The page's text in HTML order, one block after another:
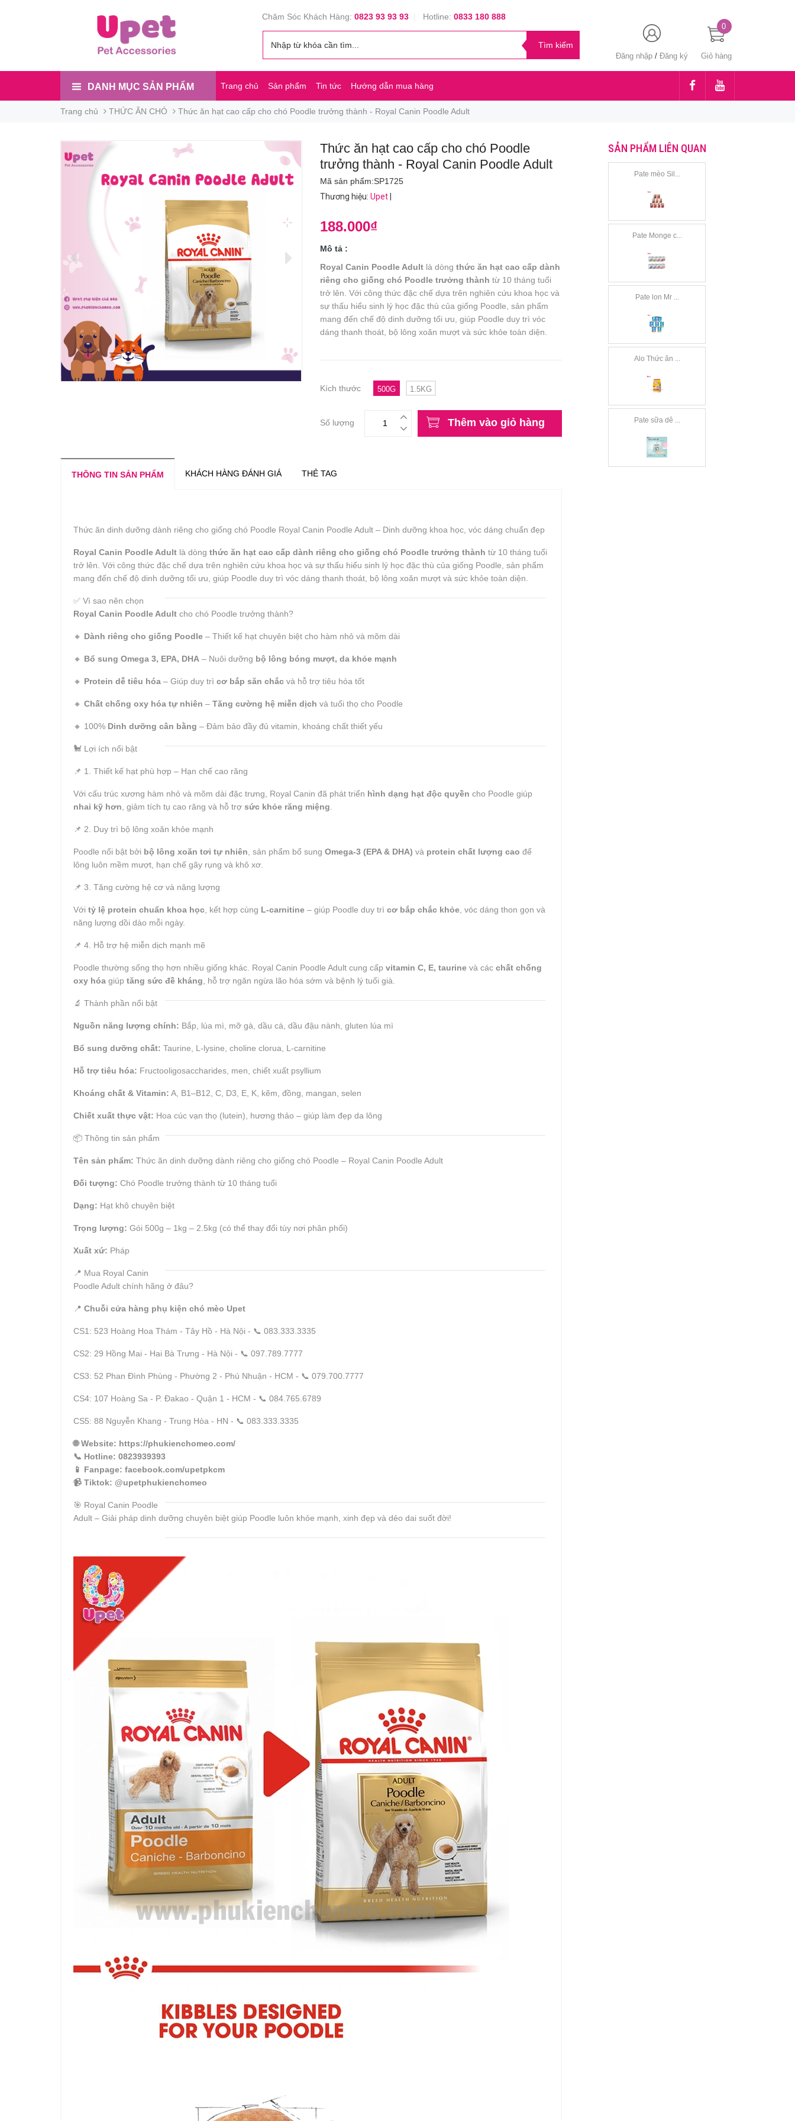
Chăm Sóc Khách Hàng: 0823 93 93 93| Hotline: 0833 180 888
Đăng nhập / Đăng ký Giỏ hàng
0
DANH MỤC SẢN PHẨM Trang chủ Sản phẩm Tin tức Hướng dẫn mua hàng
Trang chủ THỨC ĂN CHÓ Thức ăn hạt cao cấp cho chó Poodle trưởng thành - Royal Canin Poodle Adult
Thức ăn hạt cao cấp cho chó Poodle
trưởng thành - Royal Canin Poodle Adult
Mã sản phẩm:SP1725
Thương hiệu: Upet
188.000₫
Mô tả :
Royal Canin Poodle Adultlà dòng thức ăn hạt cao cấp dành
riêng cho giống chó Poodle trưởng thành từ 10 tháng tuổi
trở lên. Với công thức đặc chế dựa trên nghiên cứu khoa học và
sự thấu hiểu sinh lý học đặc thù của giống Poodle, sản phẩm
mang đến chế độ dinh dưỡng tối ưu, giúp Poodle duy trì vóc
dáng thanh thoát, bộ lông xoăn mượt và sức khỏe toàn diện.
Kích thước 500G 1.5KG
Số lượng Thêm vào giỏ hàng
THÔNG TIN SẢN PHẨM KHÁCH HÀNG ĐÁNH GIÁ THẺ TAG
Thức ăn dinh dưỡng dành riêng cho giống chó Poodle Royal Canin Poodle Adult – Dinh dưỡng khoa học, vóc dáng chuẩn đẹp
Royal Canin Poodle Adult là dòng thức ăn hạt cao cấp dành riêng cho giống chó Poodle trưởng thành từ 10 tháng tuổi
trở lên. Với công thức đặc chế dựa trên nghiên cứu khoa học và sự thấu hiểu sinh lý học đặc thù của giống Poodle, sản phẩm
mang đến chế độ dinh dưỡng tối ưu, giúp Poodle duy trì vóc dáng thanh thoát, bộ lông xoăn mượt và sức khỏe toàn diện.
✅ Vì sao nên chọn
Royal Canin Poodle Adult cho chó Poodle trưởng thành?
🔸 Dành riêng cho giống Poodle – Thiết kế hạt chuyên biệt cho hàm nhỏ và mõm dài
🔸 Bổ sung Omega 3, EPA, DHA – Nuôi dưỡng bộ lông bóng mượt, da khỏe mạnh
🔸 Protein dễ tiêu hóa – Giúp duy trì cơ bắp săn chắc và hỗ trợ tiêu hóa tốt
🔸 Chất chống oxy hóa tự nhiên – Tăng cường hệ miễn dịch và tuổi thọ cho Poodle
🔸 100% Dinh dưỡng cân bằng – Đảm bảo đầy đủ vitamin, khoáng chất thiết yếu
🐩 Lợi ích nổi bật
📌 1. Thiết kế hạt phù hợp – Hạn chế cao răng
Với cấu trúc xương hàm nhỏ và mõm dài đặc trưng, Royal Canin đã phát triển hình dạng hạt độc quyền cho Poodle giúp
nhai kỹ hơn , giảm tích tụ cao răng và hỗ trợ sức khỏe răng miệng
📌 2. Duy trì bộ lông xoăn khỏe mạnh
Poodle nổi bật bởi bộ lông xoăn tơi tự nhiên , sản phẩm bổ sung Omega-3 (EPA & DHA) và protein chất lượng cao để
lông luôn mềm mượt, hạn chế gãy rụng và khô xơ.
📌 3. Tăng cường hệ cơ và năng lượng
Với tỷ lệ protein chuẩn khoa học , kết hợp cùng L-carnitine – giúp Poodle duy trì cơ bắp chắc khỏe , vóc dáng thon gọn và
năng lượng dồi dào mỗi ngày.
📌 4. Hỗ trợ hệ miễn dịch mạnh mẽ
Poodle thường sống thọ hơn nhiều giống khác. Royal Canin Poodle Adult cung cấp vitamin C, E, taurine và các chất chống
oxy hóa giúp tăng sức đề kháng , hỗ trợ ngăn ngừa lão hóa sớm và bệnh lý tuổi già.
🔬 Thành phần nổi bật
Nguồn năng lượng chính: Bắp, lúa mì, mỡ gà, dầu cá, dầu đậu nành, gluten lúa mì
Bổ sung dưỡng chất: Taurine, L-lysine, choline clorua, L-carnitine
Hỗ trợ tiêu hóa: Fructooligosaccharides, men, chiết xuất psyllium
Khoáng chất & Vitamin: A, B1–B12, C, D3, E, K, kẽm, đồng, mangan, selen
Chiết xuất thực vật: Hoa cúc vạn thọ (lutein), hương thảo – giúp làm đẹp da lông
📦 Thông tin sản phẩm
Tên sản phẩm: Thức ăn dinh dưỡng dành riêng cho giống chó Poodle – Royal Canin Poodle Adult
Đối tượng: Chó Poodle trưởng thành từ 10 tháng tuổi
Dạng: Hạt khô chuyên biệt
Trọng lượng: Gói 500g – 1kg – 2.5kg (có thể thay đổi tùy nơi phân phối)
Xuất xứ: Pháp
📍 Mua Royal Canin
Poodle Adult chính hãng ở đâu?
📍 Chuỗi cửa hàng phụ kiện chó mèo Upet
CS1: 523 Hoàng Hoa Thám - Tây Hồ - Hà Nội - 📞 083.333.3335
CS2: 29 Hồng Mai - Hai Bà Trưng - Hà Nội - 📞 097.789.7777
CS3: 52 Phan Đình Phùng - Phường 2 - Phú Nhuận - HCM - 📞 079.700.7777
CS4: 107 Hoàng Sa - P. Đakao - Quận 1 - HCM - 📞 084.765.6789
CS5: 88 Nguyễn Khang - Trung Hòa - HN - 📞 083.333.3335
🌐Website: https://phukienchomeo.com/
📞 Hotline: 0823939393
📱 Fanpage: facebook.com/upetpkcm
📹 Tiktok: @upetphukienchomeo
🎯 Royal Canin Poodle
Adult – Giải pháp dinh dưỡng chuyên biệt giúp Poodle luôn khỏe mạnh, xinh đẹp và dẻo dai suốt đời!
SẢN PHẨM LIÊN QUAN
Pate mèo Sil...
Pate Monge c...
Pate lon Mr ...
Alo Thức ăn ...
Pate sữa dê ...